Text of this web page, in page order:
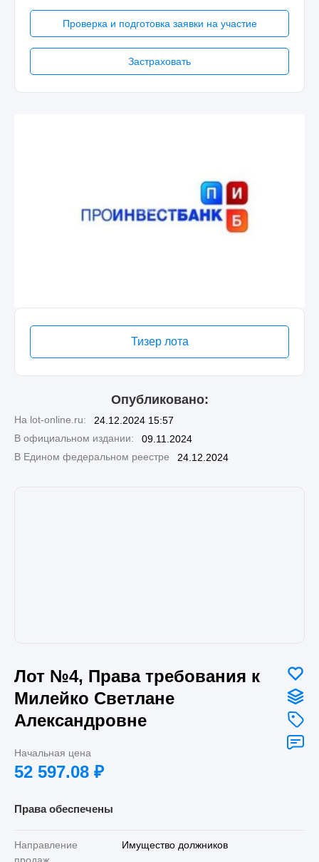
Проверка и подготовка заявки на участие
Застраховать
Тизер лота
Опубликовано:
На lot-online.ru:
24.12.2024 15:57
В официальном издании:
09.11.2024
В Едином федеральном реестре
24.12.2024
Лот №4, Права требования к
Милейко Светлане
Александровне
Начальная цена
52 597.08 ₽
Права обеспечены
Направление
Имущество должников